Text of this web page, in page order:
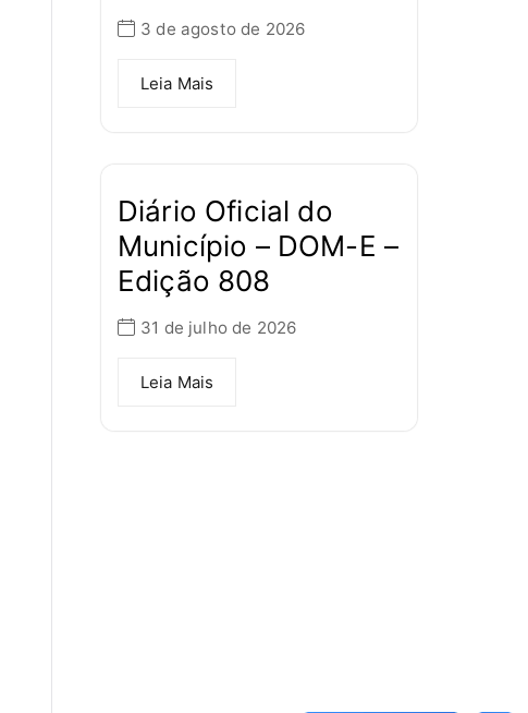
3 de agosto de 2026
Leia Mais
Diário Oficial do
Município – DOM-E –
Edição 808
31 de julho de 2026
Leia Mais